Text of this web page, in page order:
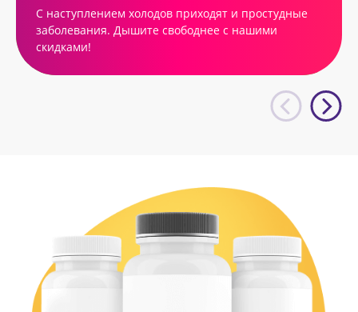
С наступлением холодов приходят и простудные
заболевания. Дышите свободнее с нашими
скидками!